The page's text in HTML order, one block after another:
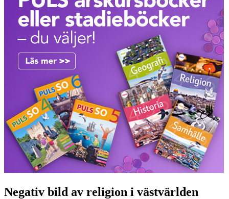
Negativ bild av religion i västvärlden